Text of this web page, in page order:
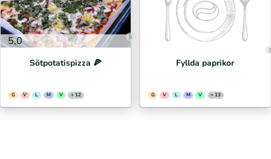
5,0 8
Sötpotatispizza 🍕⁣
G V L M V + 12
Fyllda paprikor
G V L M V + 13